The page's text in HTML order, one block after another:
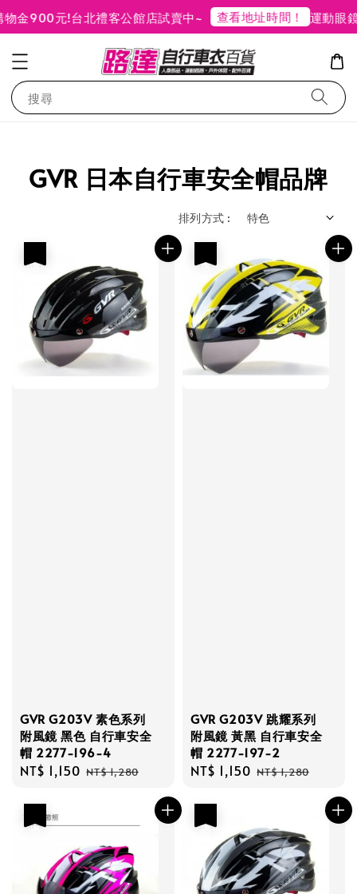
金900元!台北禮客公館店試賣中~ 查看地址時間！ 運動眼
搜尋
GVR 日本自行車安全帽品牌
排列方式 :
GVR G203V 素色系列
附風鏡 黑色 自行車安全
帽 2277-196-4
Sale
NT$ 1,150 Regular
NT$ 1,280
GVR G203V 跳耀系列
附風鏡 黃黑 自行車安全
帽 2277-197-2
Sale
NT$ 1,150 Regular
NT$ 1,280